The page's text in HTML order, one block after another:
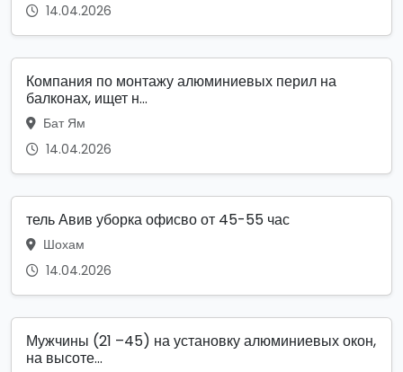
14.04.2026
Компания по монтажу алюминиевых перил на
балконах, ищет н...
Бат Ям
14.04.2026
тель Авив уборка офисво от 45-55 час
Шохам
14.04.2026
Мужчины (21 –45) на установку алюминиевых окон,
на высоте...